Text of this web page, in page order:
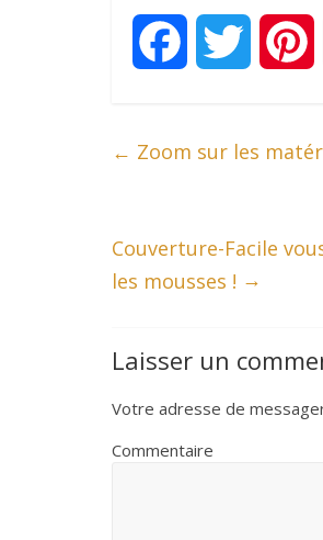
c
b
i
t
r
n
e
e
← Zoom sur les
Couverture-Facile
les mousses ! →
Laisser un
Votre adresse de
Commentaire